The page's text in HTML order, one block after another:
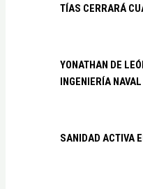
TÍAS CERRARÁ
YONATHAN DE
INGENIERÍA NAVAL
SANIDAD ACTIVA